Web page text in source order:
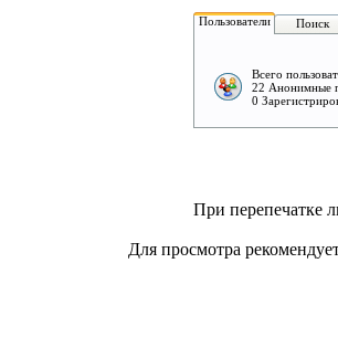
Пользователи Поиск
Всего
22 Анонимные
0
При перепечатке
Для просмотра